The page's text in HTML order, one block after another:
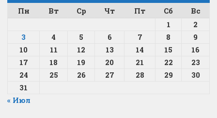
Пн
Вт Ср Чт Пт Сб
Вс
1
2
3
4 5 6 7 8
9
10
11 12 13 14 15
16
17
18 19 20 21 22
23
24
25 26 27 28 29
30
31
« Июл